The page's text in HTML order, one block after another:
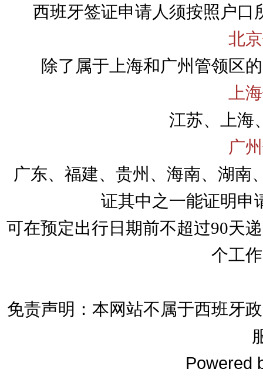
西班牙签证申请人须按照户口
北
除了属于上海和广州管领区
上
江苏、上海
广
广东、福建、贵州、海南、湖南
证其中之一能证明申
可在预定出行日期前不超过90天
个工
免责声明：本网站不属于西班牙
Powered